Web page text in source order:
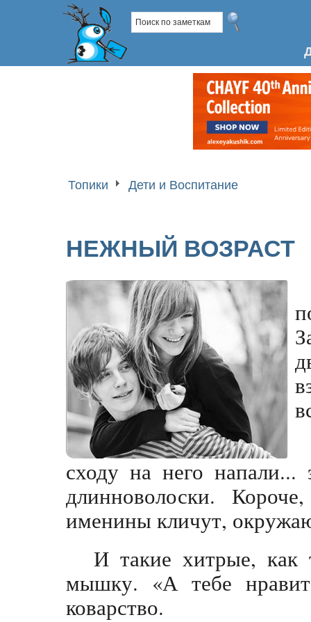
Топики Дети и Воспитание
НЕЖНЫЙ ВОЗРАСТ
сходу на него
длинноволоски.
именины кличут,
И такие хитрые, как
мышку. «А тебе
коварство.